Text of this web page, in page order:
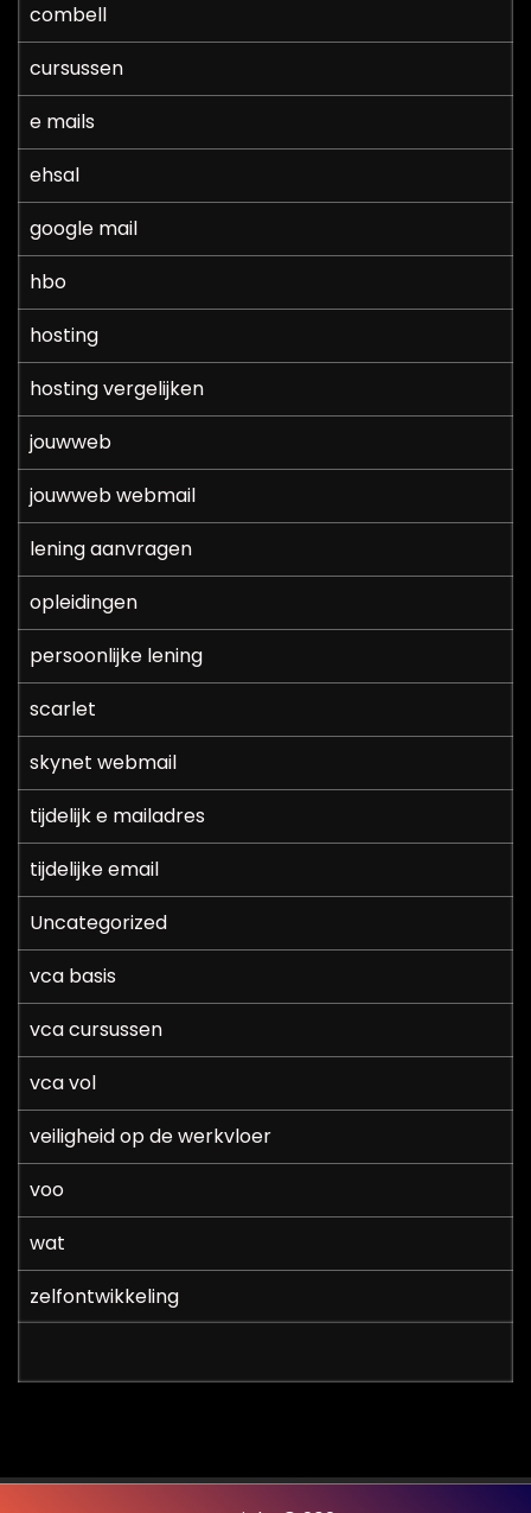
combell
cursussen
e mails
ehsal
google mail
hbo
hosting
hosting vergelijken
jouwweb
jouwweb webmail
lening aanvragen
opleidingen
persoonlijke lening
scarlet
skynet webmail
tijdelijk e mailadres
tijdelijke email
Uncategorized
vca basis
vca cursussen
vca vol
veiligheid op de werkvloer
voo
wat
zelfontwikkeling